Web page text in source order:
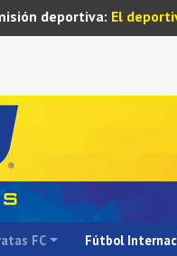
deportiva: El
FC Fútbol